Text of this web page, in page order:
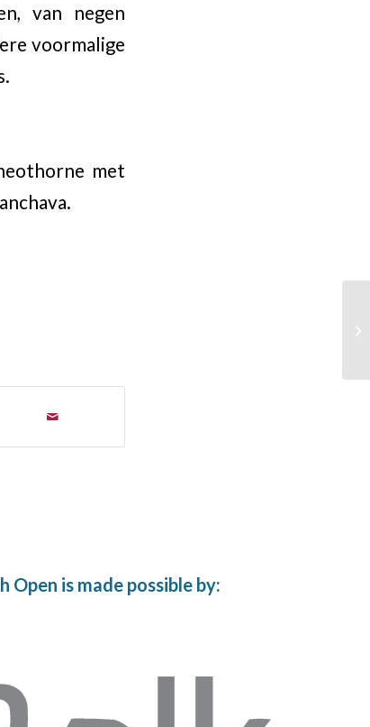
van negen
voormalige
met
is made possible by: